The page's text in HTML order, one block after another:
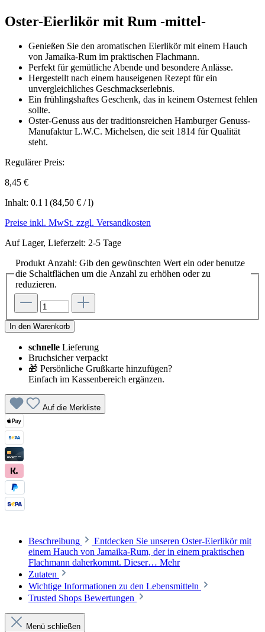
Oster-Eierlikör mit Rum -mittel-
Genießen Sie den aromatischen Eierlikör mit einem Hauch
von Jamaika-Rum im praktischen Flachmann.
Perfekt für gemütliche Abende und besondere Anlässe.
Hergestellt nach einem hauseigenen Rezept für ein
unvergleichliches Geschmackserlebnis.
Ein frühlingshaftes Geschenk, das in keinem Osternest fehlen
sollte.
Oster-Genuss aus der traditionsreichen Hamburger Genuss-
Manufaktur L.W.C. Michelsen, die seit 1814 für Qualität
steht.
Regulärer Preis:
8,45 €
Inhalt: 0.1 l (84,50 € / l)
Preise inkl. MwSt. zzgl. Versandkosten
Auf Lager, Lieferzeit: 2-5 Tage
Produkt Anzahl: Gib den gewünschten Wert ein oder benutze
die Schaltflächen um die Anzahl zu erhöhen oder zu
reduzieren.
In den Warenkorb
schnelle Lieferung
Bruchsicher verpackt
🎁 Persönliche Grußkarte hinzufügen?
Einfach im Kassenbereich ergänzen.
Auf die Merkliste
Beschreibung
Entdecken Sie unseren Oster-Eierlikör mit
einem Hauch von Jamaika-Rum, der in einem praktischen
Flachmann daherkommt. Dieser… Mehr
Zutaten
Wichtige Informationen zu den Lebensmitteln
Trusted Shops Bewertungen
Menü schließen